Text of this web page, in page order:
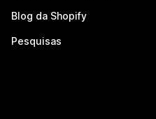
Blog da Shopify
Pesquisas